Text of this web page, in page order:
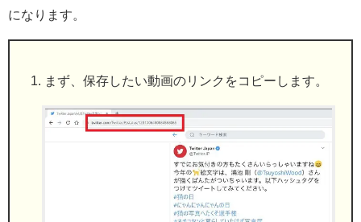
になります。
まず、保存したい動画のリンクをコピーします。